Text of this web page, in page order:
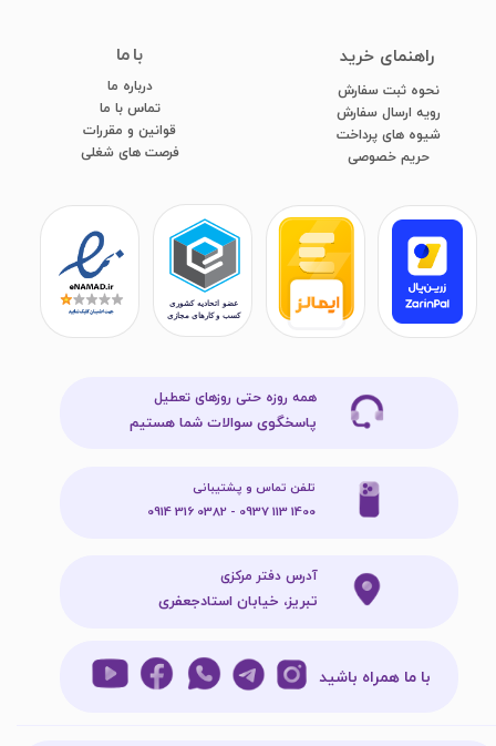
با ما
درباره ما
تماس با ما
قوانین و مقررات
فرصت های شغلی
​راهنمای خرید
نحوه ثبت سفارش
رویه ارسال سفارش
شیوه های پرداخت
​​​​​​​حریم خصوصی
با ما همراه باشید
همه روزه حتی روزهای تعطیل
پاسخگوی سوالات شما هستیم
آدرس دفتر مرکزی
تبریز، خیابان استادجعفری
تلفن تماس و پشتیبانی
1400 113 0937 - 0382 316 0914